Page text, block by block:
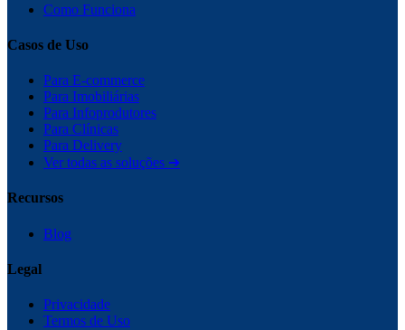
Como Funciona
Casos de Uso
Para E-commerce
Para Imobiliárias
Para Infoprodutores
Para Clínicas
Para Delivery
Ver todas as soluções ➔
Recursos
Blog
Legal
Privacidade
Termos de Uso